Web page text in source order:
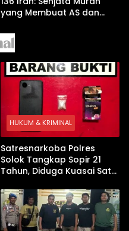
yang Membuat AS dan
Arab
HUKUM & KRIMINAL
Satresnarkoba Polres
Solok Tangkap Sopir 21
Tahun, Diduga Kuasai Satu